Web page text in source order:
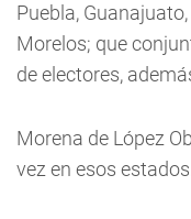
Puebla,
Morelos; que
de electores,
Morena de López
vez en esos